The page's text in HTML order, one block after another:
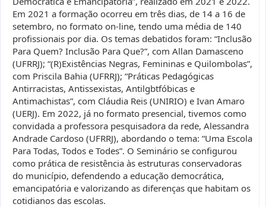
Em 2021 a formação ocorreu em três dias, de 14 a 16 de
setembro, no formato on-line, tendo uma média de 140
profissionais por dia. Os temas debatidos foram: “Inclusão
Para Quem? Inclusão Para Que?”, com Allan Damasceno
(UFRRJ); “(R)Existências Negras, Femininas e Quilombolas”,
com Priscila Bahia (UFRRJ); “Práticas Pedagógicas
Antirracistas, Antissexistas, Antilgbtfóbicas e
Antimachistas”, com Cláudia Reis (UNIRIO) e Ivan Amaro
(UERJ). Em 2022, já no formato presencial, tivemos como
convidada a professora pesquisadora da rede, Alessandra
Andrade Cardoso (UFRRJ), abordando o tema: “Uma Escola
Para Todas, Todos e Todes”. O Seminário se configurou
como prática de resistência às estruturas conservadoras
do município, defendendo a educação democrática,
emancipatória e valorizando as diferenças que habitam os
cotidianos das escolas.